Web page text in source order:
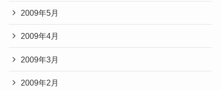
2009年5月
2009年4月
2009年3月
2009年2月